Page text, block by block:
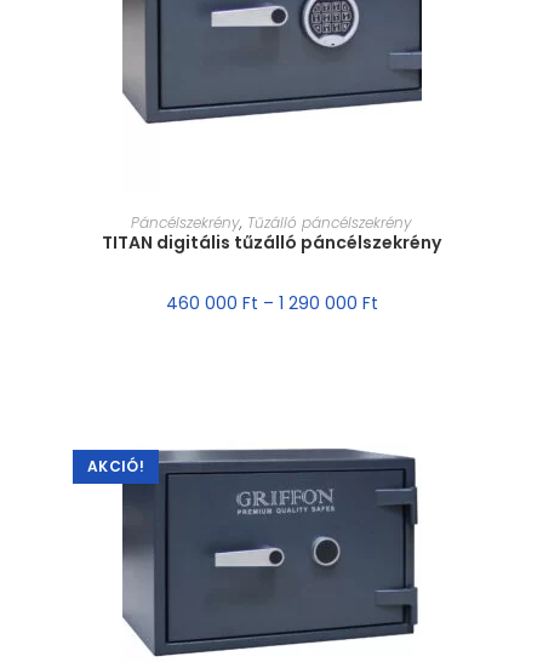
MÉRET VÁLASZTÁSA
Páncélszekrény, Tűzálló páncélszekrény
TITAN digitális tűzálló páncélszekrény
460 000 Ft – 1 290 000 Ft
AKCIÓ!